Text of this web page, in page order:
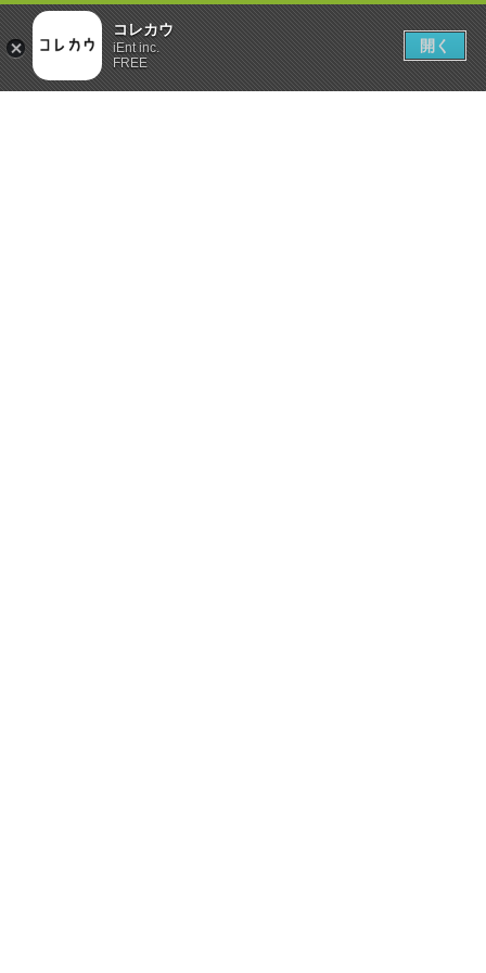
コレカウ
iEnt inc.
FREE
開く